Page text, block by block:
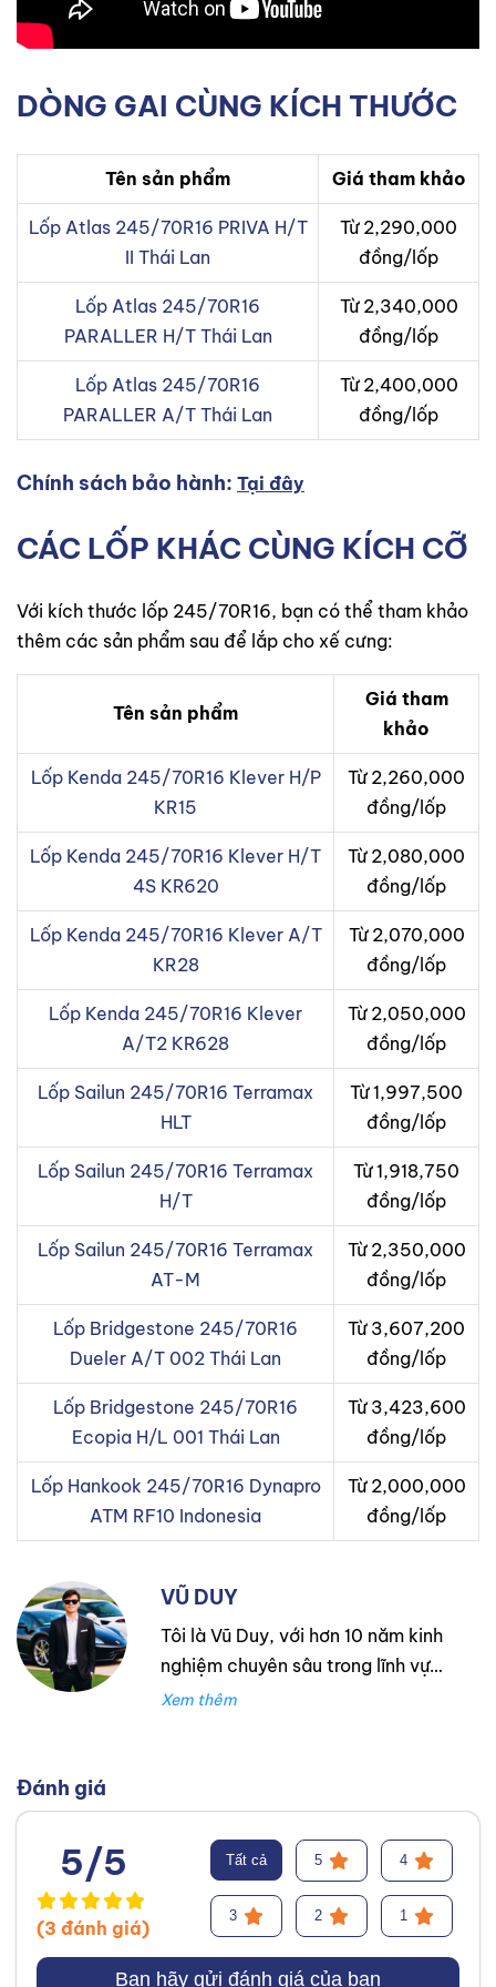
DÒNG GAI CÙNG KÍCH THƯỚC
Tên sản phẩm Giá tham khảo
Lốp Atlas 245/70R16 PRIVA H/T
II Thái Lan
Từ 2,290,000
đồng/lốp
Lốp Atlas 245/70R16
PARALLER H/T Thái Lan
Từ 2,340,000
đồng/lốp
Lốp Atlas 245/70R16
PARALLER A/T Thái Lan
Từ 2,400,000
đồng/lốp
Chính sách bảo hành: Tại đây
CÁC LỐP KHÁC CÙNG KÍCH CỠ
Với kích thước lốp 245/70R16, bạn có thể tham khảo
thêm các sản phẩm sau để lắp cho xế cưng:
Tên sản phẩm
Giá tham
khảo
Lốp Kenda 245/70R16 Klever H/P
KR15
Từ 2,260,000
đồng/lốp
Lốp Kenda 245/70R16 Klever H/T
4S KR620
Từ 2,080,000
đồng/lốp
Lốp Kenda 245/70R16 Klever A/T
KR28
Từ 2,070,000
đồng/lốp
Lốp Kenda 245/70R16 Klever
A/T2 KR628
Từ 2,050,000
đồng/lốp
Lốp Sailun 245/70R16 Terramax
HLT
Từ 1,997,500
đồng/lốp
Lốp Sailun 245/70R16 Terramax
H/T
Từ 1,918,750
đồng/lốp
Lốp Sailun 245/70R16 Terramax
AT-M
Từ 2,350,000
đồng/lốp
Lốp Bridgestone 245/70R16
Dueler A/T 002 Thái Lan
Từ 3,607,200
đồng/lốp
Lốp Bridgestone 245/70R16
Ecopia H/L 001 Thái Lan
Từ 3,423,600
đồng/lốp
Lốp Hankook 245/70R16 Dynapro
ATM RF10 Indonesia
Từ 2,000,000
đồng/lốp
VŨ DUY
Tôi là Vũ Duy, với hơn 10 năm kinh
nghiệm chuyên sâu trong lĩnh vực
lốp xe. Trong suốt thời gian đó,
cân bằng lốp hiệu suất cao.
Trước đó, tôi đã tích lũy kinh
nghiệm tại hãng Mercedes với vai
trò kỹ sư Công Nghệ Ô Tô. Tôi tự
hào đã tư vấn thành công cho
hơn 3000+ khách hàng, giúp họ
Đánh giá
5/5
(3 đánh giá)
Tất cả 5 4
3 2 1
Bạn hãy gửi đánh giá của bạn